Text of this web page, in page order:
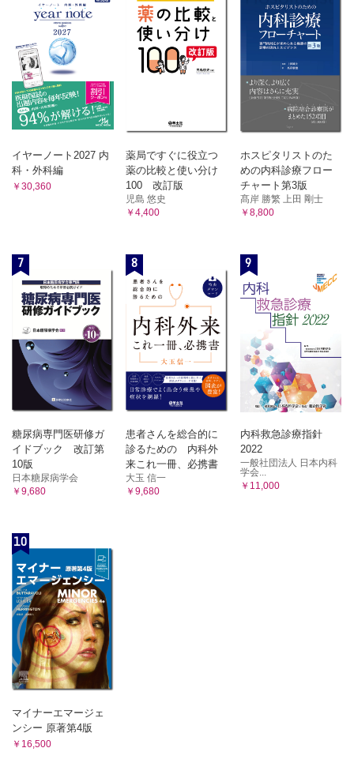
イヤーノート2027 内
科・外科編
￥30,360
薬局ですぐに役立つ
薬の比較と使い分け
100 改訂版
児島 悠史
￥4,400
ホスピタリストのた
めの内科診療フロー
チャート第3版
髙岸 勝繁 上田 剛士
￥8,800
7
糖尿病専門医研修ガ
イドブック 改訂第
10版
日本糖尿病学会
￥9,680
8
患者さんを総合的に
診るための 内科外
来これ一冊、必携書
大玉 信一
￥9,680
9
内科救急診療指針
2022
一般社団法人 日本内科
学会...
￥11,000
10
マイナーエマージェ
ンシー 原著第4版
￥16,500